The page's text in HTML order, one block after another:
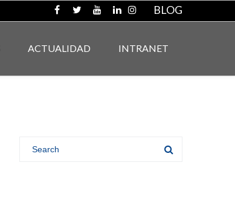
BLOG
ACTUALIDAD INTRANET